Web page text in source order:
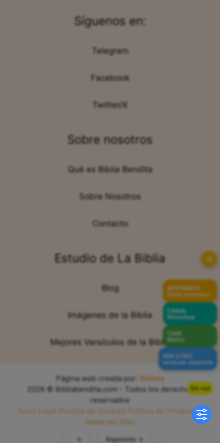
← Siguiente →
Sin voz
Síguenos en:
Telegram
Facebook
Twitter/X
Sobre nosotros
Qué es Biblia Bendita
Sobre Nosotros
Contacto
Estudio de La Biblia
Blog
Imágenes de la Biblia
Mejores Versículos de la Biblia
Página web creada por:
Sitiova
2026 © Bibliabendita.com - Todos los derechos
reservados
Aviso Legal
Política de Cookies
Política de Privacidad
Mapa del Sitio
✕
APÓYANOS
Hazte miembro
CANAL
WhatsApp
CHAT
Bíblico
VER OTRO
versículo aleatorio